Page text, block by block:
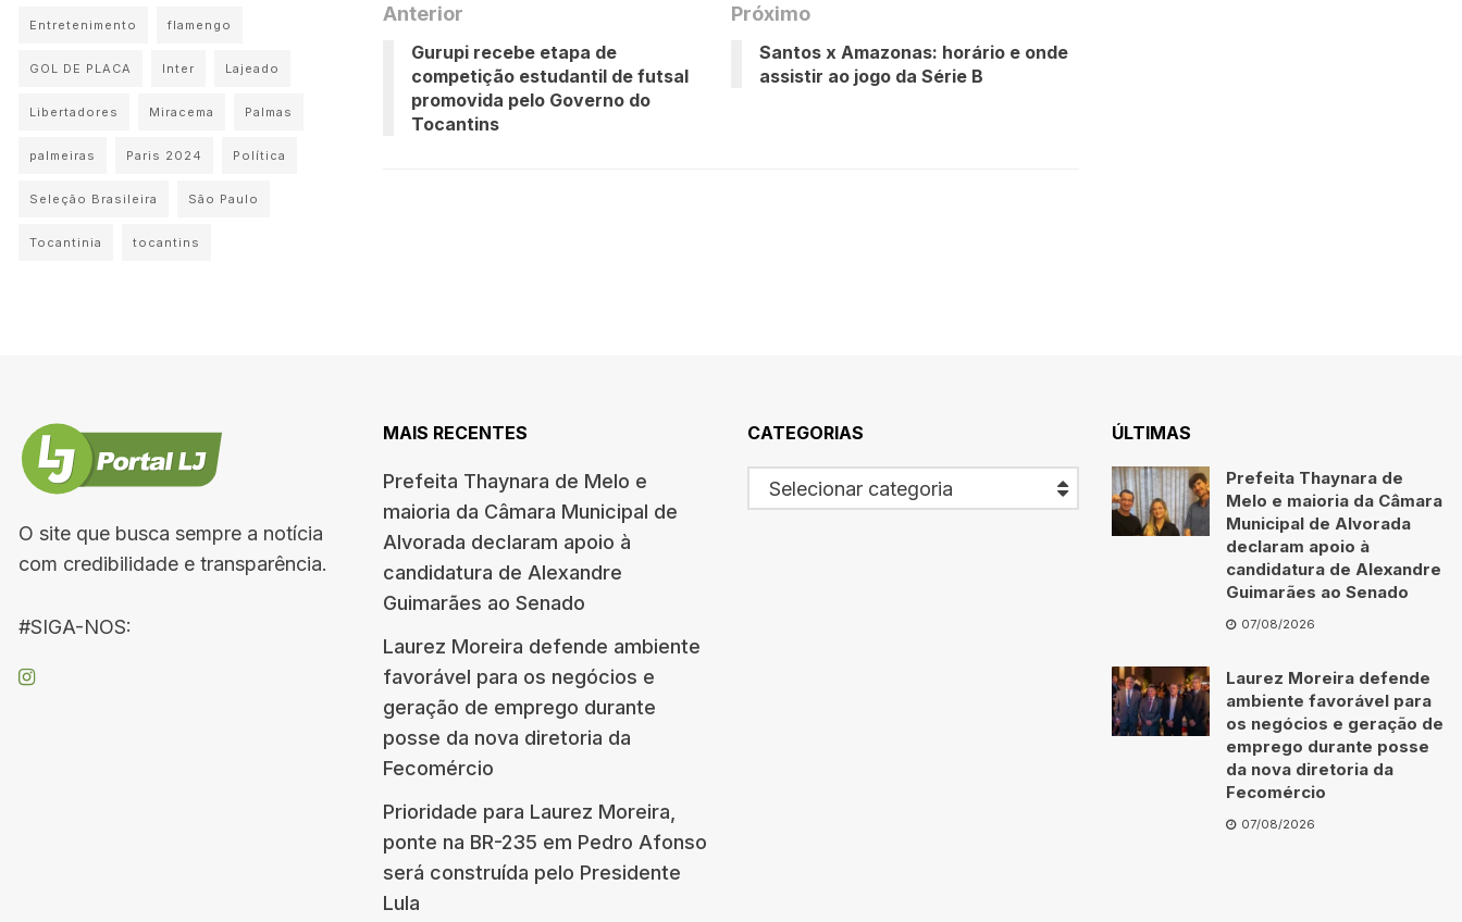
Anterior
Gurupi recebe etapa de
competição estudantil de futsal
promovida pelo Governo do
Tocantins
Próximo
Santos x Amazonas: horário e onde
assistir ao jogo da Série B
Entretenimento flamengo
GOL DE PLACA Inter Lajeado
Libertadores Miracema Palmas
palmeiras Paris 2024 Política
Seleção Brasileira São Paulo
Tocantinia tocantins
O site que busca sempre a notícia
com credibilidade e transparência.
#SIGA-NOS:
MAIS RECENTES
Prefeita Thaynara de Melo e
maioria da Câmara Municipal de
Alvorada declaram apoio à
candidatura de Alexandre
Guimarães ao Senado
Laurez Moreira defende ambiente
favorável para os negócios e
geração de emprego durante
posse da nova diretoria da
Fecomércio
Prioridade para Laurez Moreira,
ponte na BR-235 em Pedro Afonso
será construída pelo Presidente
Lula
CATEGORIAS
Selecionar categoria
ÚLTIMAS
Prefeita Thaynara de
Melo e maioria da Câmara
Municipal de Alvorada
declaram apoio à
candidatura de Alexandre
Guimarães ao Senado
07/08/2026
Laurez Moreira defende
ambiente favorável para
os negócios e geração de
emprego durante posse
da nova diretoria da
Fecomércio
07/08/2026